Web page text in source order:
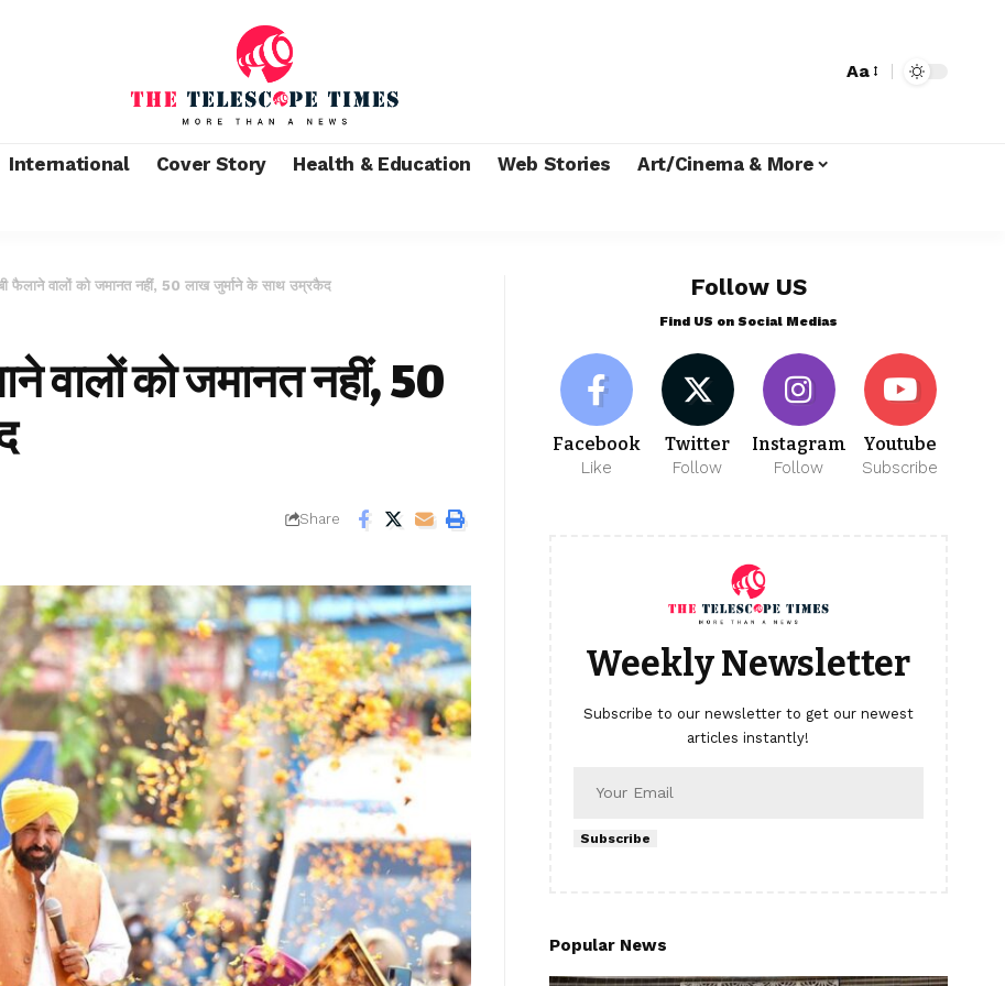
Aa
International Cover Story Health & Education Web Stories
Art/Cinema & More
फैलाने वालों को जमानत नहीं, 50 लाख जुर्माने के साथ उम्रकैद
वालों को जमानत नहीं, 50
Share
Follow US
Find US on Social Medias
Facebook
Like
Twitter
Follow
Instagram
Follow
Youtube
Subscribe
Weekly Newsletter
Subscribe to our newsletter to get our newest
articles instantly!
Subscribe
Popular News